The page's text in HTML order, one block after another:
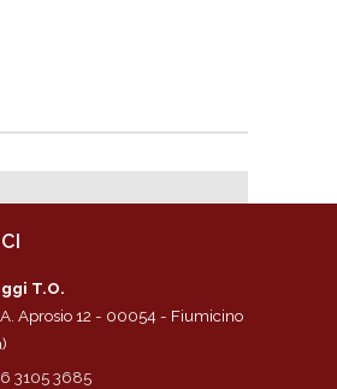
T.O.
Aprosio 12 - 00054 - Fiumicino
3105 3685